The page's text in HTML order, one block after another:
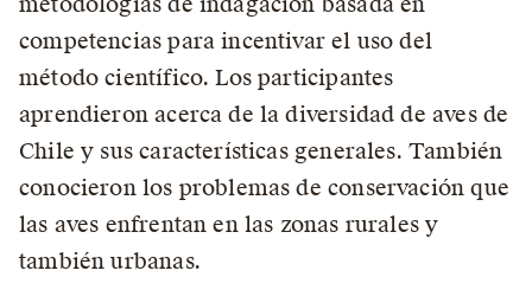
competencias para incentivar el uso del
método científico. Los participantes
aprendieron acerca de la diversidad de aves de
Chile y sus características generales. También
conocieron los problemas de conservación que
las aves enfrentan en las zonas rurales y
también urbanas.